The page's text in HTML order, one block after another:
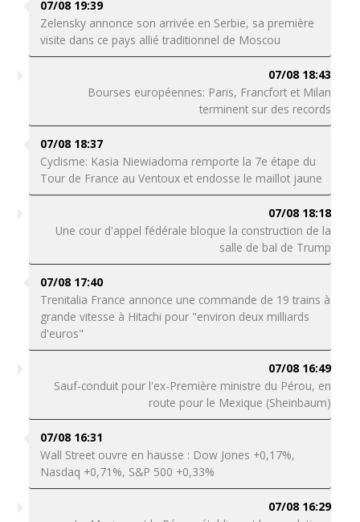
07/08 19:39
Zelensky annonce son arrivée en Serbie, sa première
visite dans ce pays allié traditionnel de Moscou
07/08 18:43
Bourses européennes: Paris, Francfort et Milan
terminent sur des records
07/08 18:37
Cyclisme: Kasia Niewiadoma remporte la 7e étape du
Tour de France au Ventoux et endosse le maillot jaune
07/08 18:18
Une cour d'appel fédérale bloque la construction de la
salle de bal de Trump
07/08 17:40
Trenitalia France annonce une commande de 19 trains à
grande vitesse à Hitachi pour "environ deux milliards
d'euros"
07/08 16:49
Sauf-conduit pour l'ex-Première ministre du Pérou, en
route pour le Mexique (Sheinbaum)
07/08 16:31
Wall Street ouvre en hausse : Dow Jones +0,17%,
Nasdaq +0,71%, S&P 500 +0,33%
07/08 16:29